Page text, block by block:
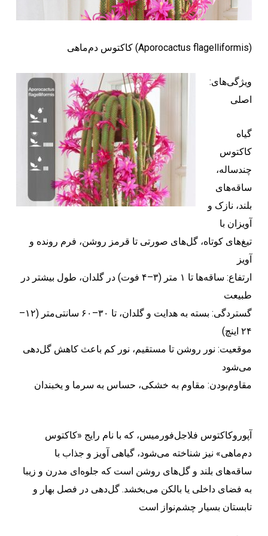
کاکتوس دم‌ماهی (Aporocactus flagelliformis)
:ویژگی‌های
اصلی
گیاه
کاکتوس
چندساله،
ساقه‌های
بلند، نازک و
آویزان با
تیغ‌های کوتاه، گل‌های صورتی تا قرمز روشن، فرم رونده و
آویز
ارتفاع: ساقه‌ها تا ۱ متر (۳–۴ فوت) در گلدان، طول بیشتر در
طبیعت
گستردگی: بسته به هدایت و گلدان، تا ۳۰–۶۰ سانتی‌متر (۱۲–
۲۴ اینچ)
موقعیت: نور روشن تا مستقیم، نور کم باعث کاهش گل‌دهی
می‌شود
مقاوم‌بودن: مقاوم به خشکی، حساس به سرما و یخبندان
آپوروکاکتوس فلاجل‌فورمیس، که با نام رایج «کاکتوس
دم‌ماهی» نیز شناخته می‌شود، گیاهی آویز و جذاب با
ساقه‌های بلند و گل‌های روشن است که جلوه‌ای مدرن و زیبا
به فضای داخلی یا بالکن می‌بخشد. گل‌دهی در فصل بهار و
تابستان بسیار چشم‌نواز است